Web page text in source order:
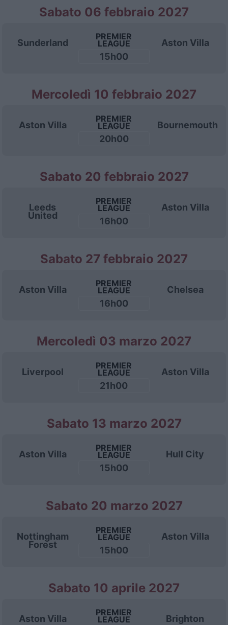
Sabato 06 febbraio 2027
Sunderland
PREMIER
LEAGUE
15h00
Aston Villa
Mercoledì 10 febbraio 2027
Aston Villa
PREMIER
LEAGUE
20h00
Bournemouth
Sabato 20 febbraio 2027
Leeds
United
PREMIER
LEAGUE
16h00
Aston Villa
Sabato 27 febbraio 2027
Aston Villa
PREMIER
LEAGUE
16h00
Chelsea
Mercoledì 03 marzo 2027
Liverpool
PREMIER
LEAGUE
21h00
Aston Villa
Sabato 13 marzo 2027
Aston Villa
PREMIER
LEAGUE
15h00
Hull City
Sabato 20 marzo 2027
Nottingham
Forest
PREMIER
LEAGUE
15h00
Aston Villa
Sabato 10 aprile 2027
Aston Villa
PREMIER
LEAGUE Brighton